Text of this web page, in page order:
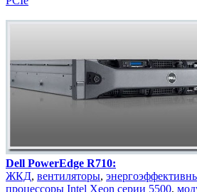
Dell PowerEdge R710:
ЖКД, вентиляторы,
процессоры Intel Xeon серии 5500,